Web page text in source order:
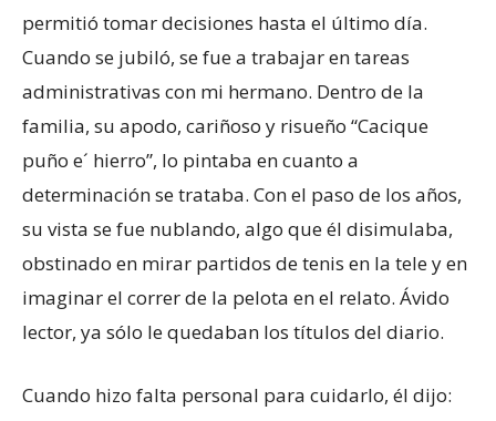
permitió tomar decisiones hasta el último día.
Cuando se jubiló, se fue a trabajar en tareas
administrativas con mi hermano. Dentro de la
familia, su apodo, cariñoso y risueño “Cacique
puño e´ hierro”, lo pintaba en cuanto a
determinación se trataba. Con el paso de los años,
su vista se fue nublando, algo que él disimulaba,
obstinado en mirar partidos de tenis en la tele y en
imaginar el correr de la pelota en el relato. Ávido
lector, ya sólo le quedaban los títulos del diario.
Cuando hizo falta personal para cuidarlo, él dijo: